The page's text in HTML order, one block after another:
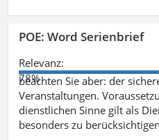
POE: Word Serienbrief
Relevanz:
78%
beachten Sie aber: der
Veranstaltungen.
dienstlichen Sinne gilt als
besonders zu